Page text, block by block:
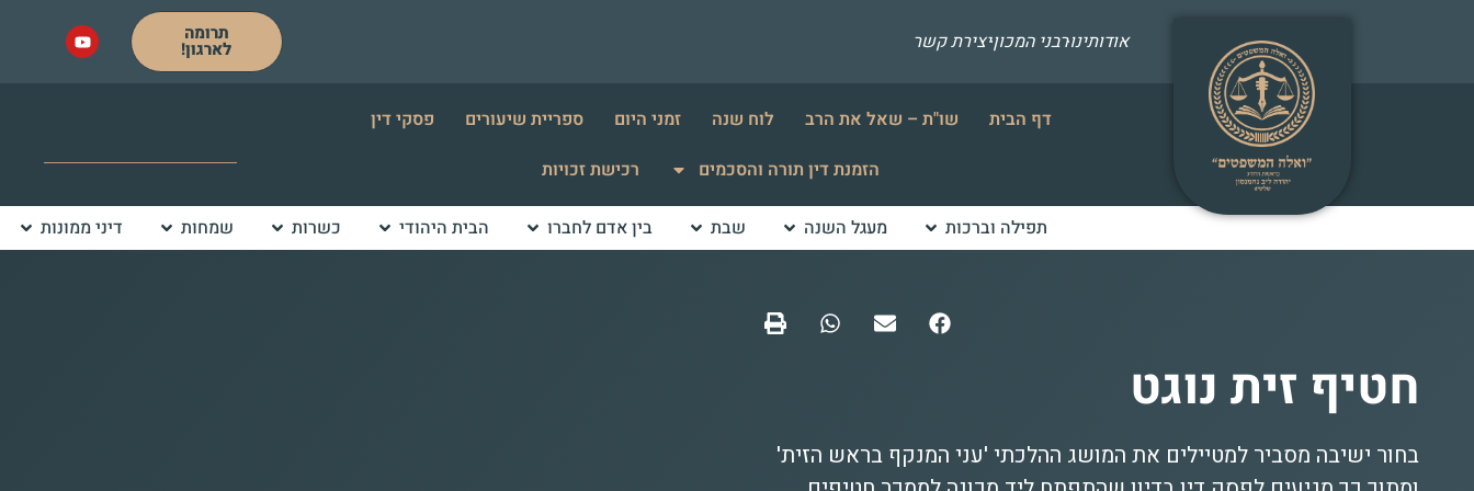
אודותינורבני המכוןיצירת קשר תרומה
לארגון!
דף הבית שו"ת – שאל את הרב לוח שנה זמני היום ספריית שיעורים
פסקי דין
הזמנת דין תורה והסכמים
רכישת זכויות
תפילה וברכות מעגל השנה שבת בין אדם לחברו הבית היהודי כשרות שמחות דיני ממונות
חטיף זית נוגט
בחור ישיבה מסביר למטיילים את המושג ההלכתי 'עני המנקף בראש הזית'